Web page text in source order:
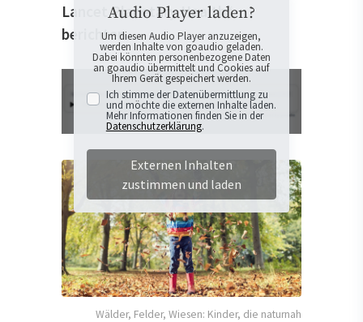
Lancet Planetary Health“
berichten.
Audio Player laden?
Um diesen Audio Player anzuzeigen,
werden Inhalte von goaudio geladen.
Dabei könnten personenbezogene Daten
an goaudio übermittelt und Cookies auf
Ihrem Gerät gespeichert werden.
Ich stimme der Datenübermittlung zu
und möchte die externen Inhalte laden.
Mehr Informationen finden Sie in der
Datenschutzerklärung.
Externen Inhalten
zustimmen und laden
Wälder, Felder, Wiesen: Kinder, die naturnah